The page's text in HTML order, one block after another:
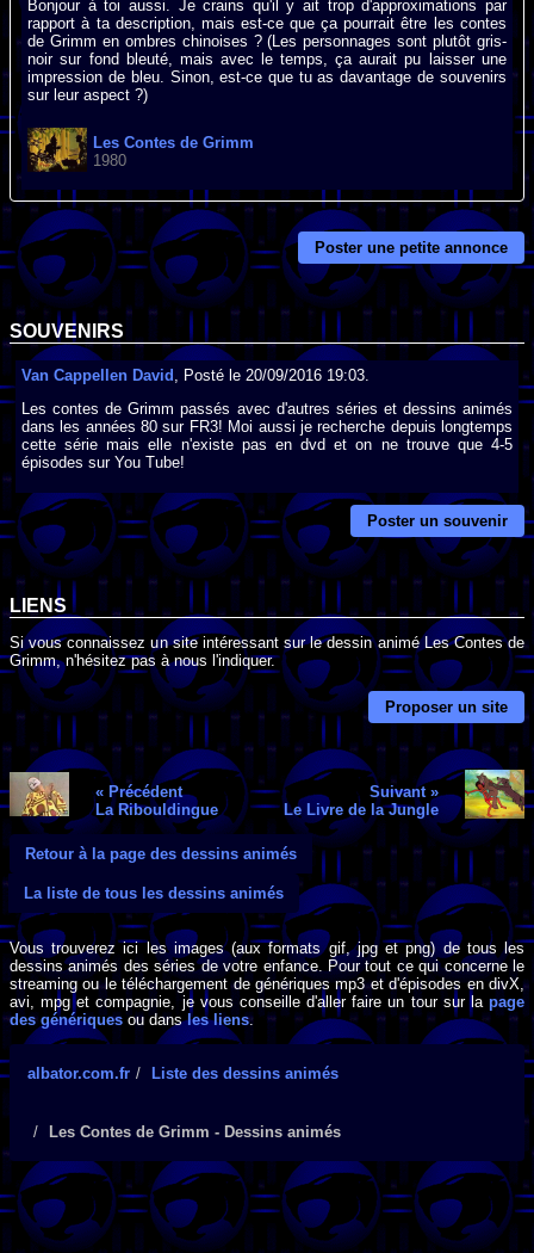
Bonjour à toi aussi. Je crains qu'il y ait trop d'approximations par
rapport à ta description, mais est-ce que ça pourrait être les contes
de Grimm en ombres chinoises ? (Les personnages sont plutôt gris-
noir sur fond bleuté, mais avec le temps, ça aurait pu laisser une
impression de bleu. Sinon, est-ce que tu as davantage de souvenirs
sur leur aspect ?)
Les Contes de Grimm
1980
Poster une petite annonce
SOUVENIRS
Van Cappellen David , Posté le 20/09/2016 19:03.
Les contes de Grimm passés avec d'autres séries et dessins animés
dans les années 80 sur FR3! Moi aussi je recherche depuis longtemps
cette série mais elle n'existe pas en dvd et on ne trouve que 4-5
épisodes sur You Tube!
Poster un souvenir
LIENS
Si vous connaissez un site intéressant sur le dessin animé Les Contes de
Grimm, n'hésitez pas à nous l'indiquer.
Proposer un site
« Précédent
La Ribouldingue
Suivant »
Le Livre de la Jungle
Retour à la page des dessins animés
La liste de tous les dessins animés
Vous trouverez ici les images (aux formats gif, jpg et png) de tous les
dessins animés des séries de votre enfance. Pour tout ce qui concerne le
streaming ou le téléchargement de génériques mp3 et d'épisodes en divX,
avi, mpg et compagnie, je vous conseille d'aller faire un tour sur la page
des génériques ou dansles liens.
albator.com.fr Liste des dessins animés
Les Contes de Grimm - Dessins animés